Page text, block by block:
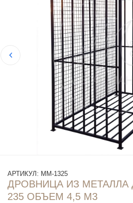
АРТИКУЛ: ММ-1325
ДРОВНИЦА ИЗ МЕТАЛЛА
235 ОБЪЕМ 4,5 М3